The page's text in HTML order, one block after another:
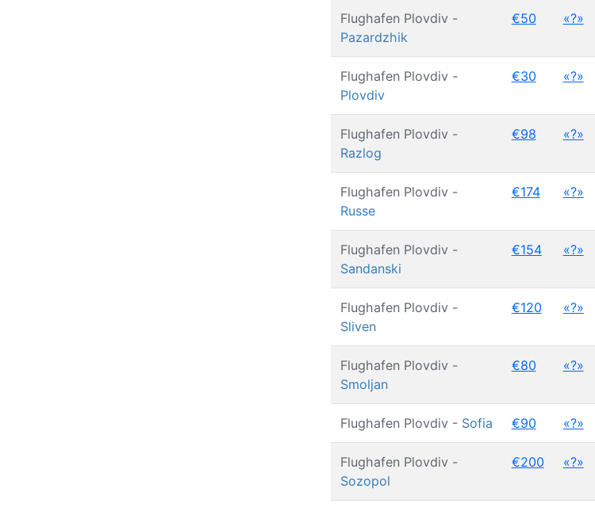
Flughafen Plovdiv -
Pazardzhik
€50 «?»
Flughafen Plovdiv -
Plovdiv
€30 «?»
Flughafen Plovdiv -
Razlog
€98 «?»
Flughafen Plovdiv -
Russe
€174 «?»
Flughafen Plovdiv -
Sandanski
€154 «?»
Flughafen Plovdiv -
Sliven
€120 «?»
Flughafen Plovdiv -
Smoljan
€80 «?»
Flughafen Plovdiv - Sofia €90 «?»
Flughafen Plovdiv -
Sozopol
€200 «?»